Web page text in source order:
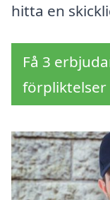
hitta en
Få 3
förpliktelser